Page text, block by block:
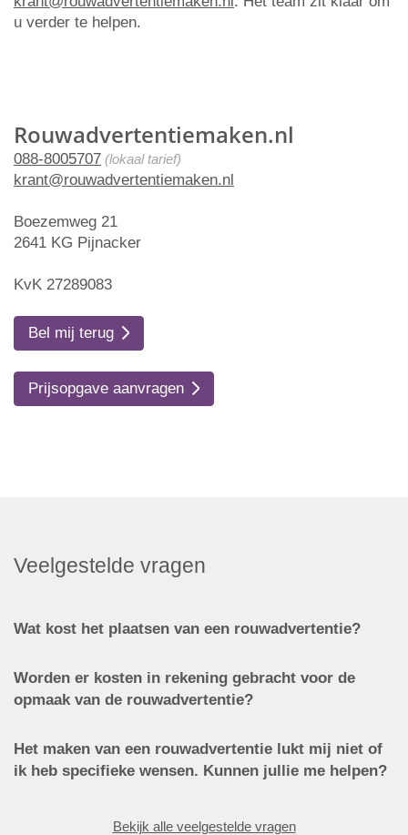
Rouwadvertentiemaken.nl
088-8005707 (lokaal tarief)
krant@rouwadvertentiemaken.nl
Boezemweg 21
2641 KG Pijnacker
KvK 27289083
Bel mij terug
Prijsopgave aanvragen
u verder te helpen.
Veelgestelde vragen
Wat kost het plaatsen van een rouwadvertentie?
Worden er kosten in rekening gebracht voor de
opmaak van de rouwadvertentie?
Het maken van een rouwadvertentie lukt mij niet of
ik heb specifieke wensen. Kunnen jullie me helpen?
Bekijk alle veelgestelde vragen